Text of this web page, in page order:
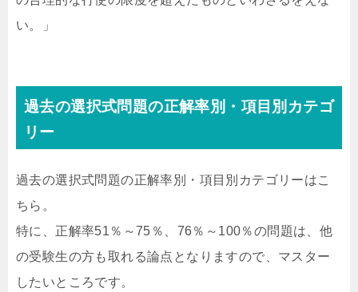
い。」
過去の選択式問題の正解率別・項目別カテゴ
リー
過去の選択式問題の正解率別・項目別カテゴリーはこ
ちら。
特に、正解率51％～75％、76％～100％の問題は、他
の受験生の方も取れる論点となりますので、マスター
したいところです。